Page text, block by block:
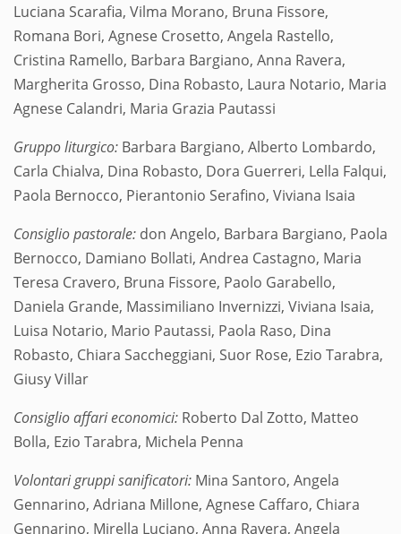
Luciana Scarafia, Vilma Morano, Bruna Fissore,
Romana Bori, Agnese Crosetto, Angela Rastello,
Cristina Ramello, Barbara Bargiano, Anna Ravera,
Margherita Grosso, Dina Robasto, Laura Notario, Maria
Agnese Calandri, Maria Grazia Pautassi
Gruppo liturgico: Barbara Bargiano, Alberto Lombardo,
Carla Chialva, Dina Robasto, Dora Guerreri, Lella Falqui,
Paola Bernocco, Pierantonio Serafino, Viviana Isaia
Consiglio pastorale: don Angelo, Barbara Bargiano, Paola
Bernocco, Damiano Bollati, Andrea Castagno, Maria
Teresa Cravero, Bruna Fissore, Paolo Garabello,
Daniela Grande, Massimiliano Invernizzi, Viviana Isaia,
Luisa Notario, Mario Pautassi, Paola Raso, Dina
Robasto, Chiara Saccheggiani, Suor Rose, Ezio Tarabra,
Giusy Villar
Consiglio affari economici: Roberto Dal Zotto, Matteo
Bolla, Ezio Tarabra, Michela Penna
Volontari gruppi sanificatori: Mina Santoro, Angela
Gennarino, Adriana Millone, Agnese Caffaro, Chiara
Gennarino, Mirella Luciano, Anna Ravera, Angela